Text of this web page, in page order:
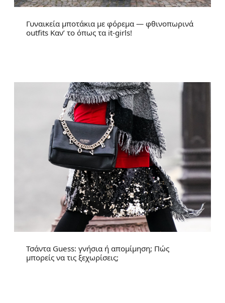
Γυναικεία μποτάκια με φόρεμα — φθινοπωρινά
outfits Καν’ το όπως τα it-girls!
Τσάντα Guess: γνήσια ή απομίμηση; Πώς
μπορείς να τις ξεχωρίσεις;